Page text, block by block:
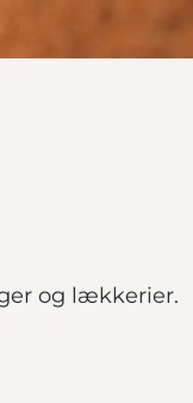
og lækkerier.